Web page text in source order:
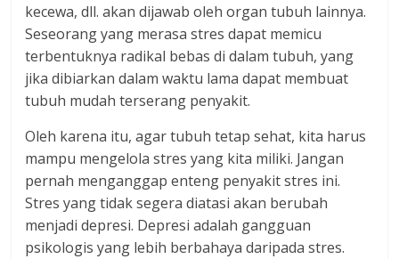
kecewa, dll. akan dijawab oleh organ tubuh lainnya.
Seseorang yang merasa stres dapat memicu
terbentuknya radikal bebas di dalam tubuh, yang
jika dibiarkan dalam waktu lama dapat membuat
tubuh mudah terserang penyakit.
Oleh karena itu, agar tubuh tetap sehat, kita harus
mampu mengelola stres yang kita miliki. Jangan
pernah menganggap enteng penyakit stres ini.
Stres yang tidak segera diatasi akan berubah
menjadi depresi. Depresi adalah gangguan
psikologis yang lebih berbahaya daripada stres.